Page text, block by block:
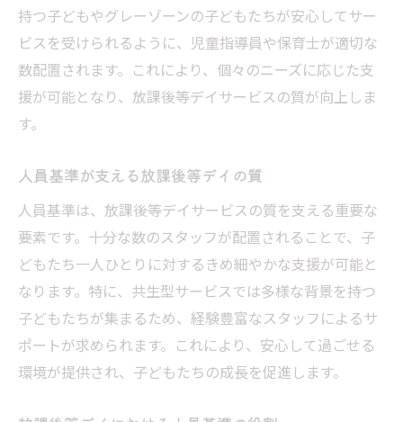
持つ子どもやグレーゾーンの子どもたちが安心してサー
ビスを受けられるように、児童指導員や保育士が適切な
数配置されます。これにより、個々のニーズに応じた支
援が可能となり、放課後等デイサービスの質が向上しま
す。
人員基準が支える放課後等デイの質
人員基準は、放課後等デイサービスの質を支える重要な
要素です。十分な数のスタッフが配置されることで、子
どもたち一人ひとりに対するきめ細やかな支援が可能と
なります。特に、共生型サービスでは多様な背景を持つ
子どもたちが集まるため、経験豊富なスタッフによるサ
ポートが求められます。これにより、安心して過ごせる
環境が提供され、子どもたちの成長を促進します。